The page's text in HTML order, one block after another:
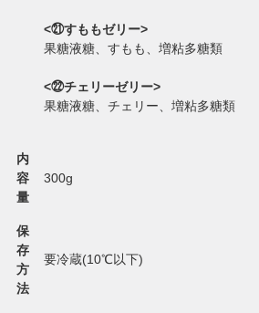
<㉑すももゼリー>
果糖液糖、すもも、増粘多糖類
<㉒チェリーゼリー>
果糖液糖、チェリー、増粘多糖類
内
容
量
300g
保
存
方
法
要冷蔵(10℃以下)